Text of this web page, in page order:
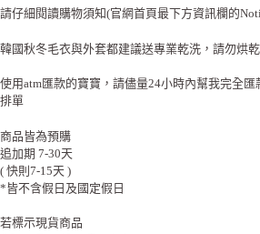
請仔細閱讀購物須知(官網首頁最下方資訊欄的
韓國秋冬毛衣與外套都建議送專業乾洗，請勿烘
使用atm匯款的寶寶，請儘量24小時內幫我完全
排單
商品皆為預購
追加期 7-30天
( 快則7-15天 )
*皆不含假日及國定假日
若標示現貨商品